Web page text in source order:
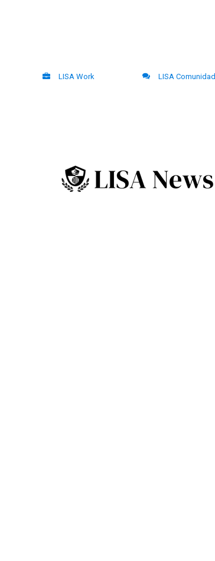
LISA Comunidad
LISA Work